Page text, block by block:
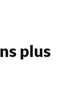
plus